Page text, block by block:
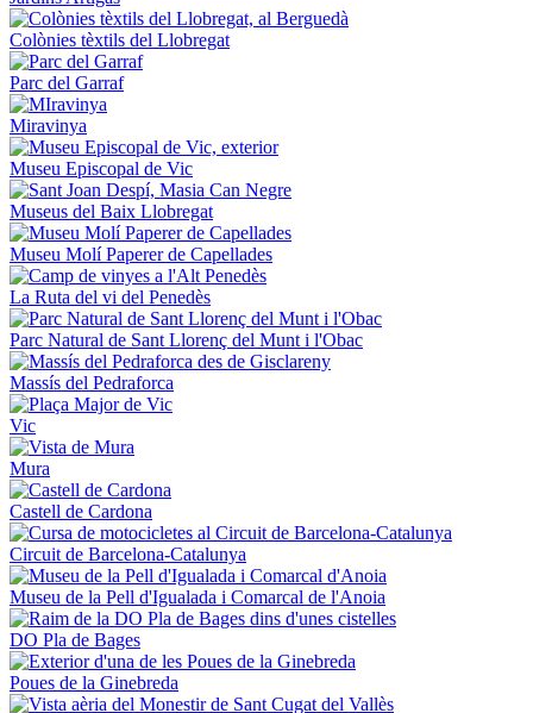
Colònies tèxtils del Llobregat
Parc del Garraf
Miravinya
Museu Episcopal de Vic
Museus del Baix Llobregat
Museu Molí Paperer de Capellades
La Ruta del vi del Penedès
Parc Natural de Sant Llorenç del Munt i l'Obac
Massís del Pedraforca
Vic
Mura
Castell de Cardona
Circuit de Barcelona-Catalunya
Museu de la Pell d'Igualada i Comarcal de l'Anoia
DO Pla de Bages
Poues de la Ginebreda